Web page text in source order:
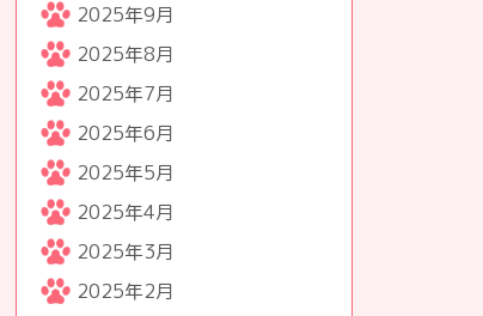
2025年9月
2025年8月
2025年7月
2025年6月
2025年5月
2025年4月
2025年3月
2025年2月